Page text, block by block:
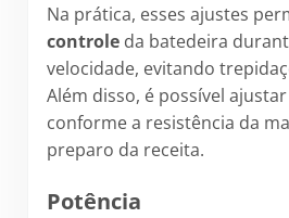
Na prática, esses ajustes
controleda batedeira
velocidade, evitando
Além disso, é possível
conforme a resistência da
preparo da receita.
Potência